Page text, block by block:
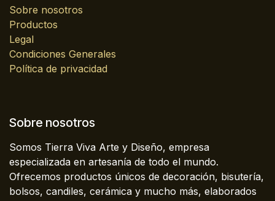
Sobre nosotros
Productos
Legal
Condiciones Generales
Política de privacidad
Sobre nosotros
Somos Tierra Viva Arte y Diseño, empresa
especializada en artesanía de todo el mundo.
Ofrecemos productos únicos de decoración, bisutería,
bolsos, candiles, cerámica y mucho más, elaborados